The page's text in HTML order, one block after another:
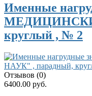
Именные
круглый , № 2
Отзывов (0)
6400.00 руб.